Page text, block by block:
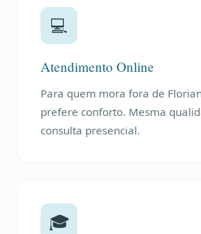
💻
Atendimento Online
Para quem mora fora de
prefere conforto. Mesma
consulta presencial.
🎓